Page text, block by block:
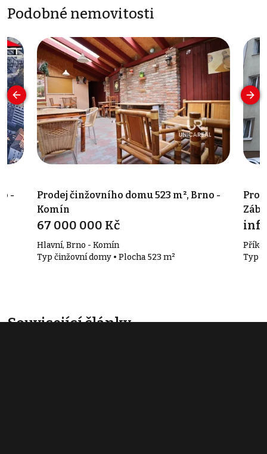
Podobné nemovitosti
-
Prodej činžovního domu 523 m², Brno -
Komín
67 000 000 Kč
Hlavní, Brno - Komín
Typ činžovní domy • Plocha 523 m²
Typ
Související články